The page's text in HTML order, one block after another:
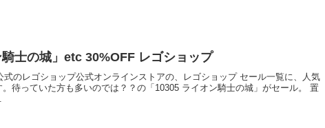
士の城」etc 30%OFF レゴショップ
のレゴショップ公式オンラインストアの、レゴショップ セール一覧に、人気
待っていた方も多いのでは？？の「10305 ライオン騎士の城」がセール。 置